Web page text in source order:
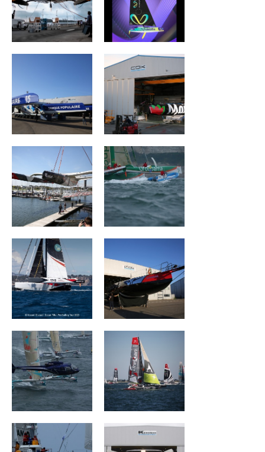
MAXI BANQUE
POPULAIRE IX
MAÎTRE COQ V
ACTUAL ULTIM 3 Groupama II
Wind of Trust –
Fondation pour
CHARAL
Géant Groupe Drekan
ROYALE ATLANTIC Mouse Trap